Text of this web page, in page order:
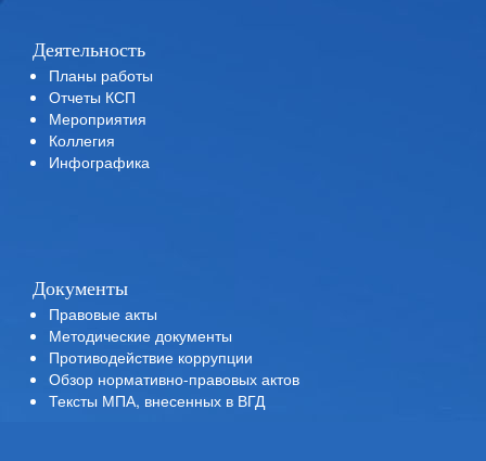
Деятельность
Планы работы
Отчеты КСП
Мероприятия
Коллегия
Инфографика
Документы
Правовые акты
Методические документы
Противодействие коррупции
Обзор нормативно-правовых актов
Тексты МПА, внесенных в ВГД